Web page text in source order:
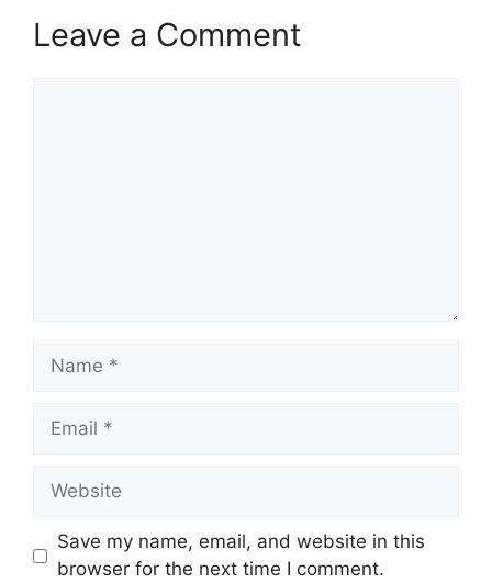
Leave a Comment
Name
Email
Website
Save my name, email, and website in this
browser for the next time I comment.